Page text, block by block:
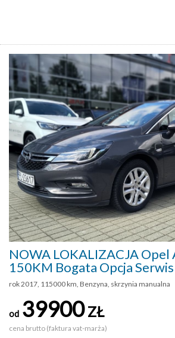
NOWA LOKALIZACJA Opel
150KM Bogata Opcja
rok 2017, 115000 km, Benzyna, skrzynia manualna
od 39900ZŁ
cena brutto (faktura vat-marża)